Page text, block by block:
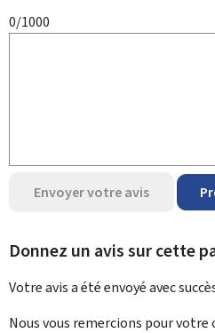
0/1000
Envoyer votre avis
Donnez un avis sur cette
Votre avis a été envoyé avec
Nous vous remercions pour votre